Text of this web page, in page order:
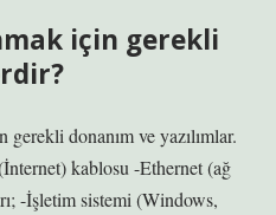
için gerekli
donanım ve yazılımlar.
kablosu -Ethernet (ağ
-İşletim sistemi (Windows,